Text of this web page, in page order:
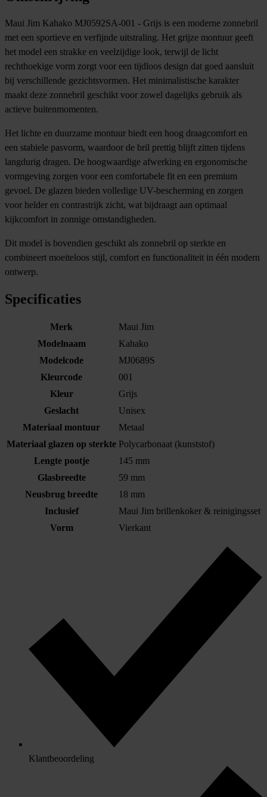
Maui Jim Kahako MJ0592SA-001 - Grijs is een moderne zonnebril
met een sportieve en verfijnde uitstraling. Het grijze montuur geeft
het model een strakke en veelzijdige look, terwijl de licht
rechthoekige vorm zorgt voor een tijdloos design dat goed aansluit
bij verschillende gezichtsvormen. Het minimalistische karakter
maakt deze zonnebril geschikt voor zowel dagelijks gebruik als
actieve buitenmomenten.
Het lichte en duurzame montuur biedt een hoog draagcomfort en
een stabiele pasvorm, waardoor de bril prettig blijft zitten tijdens
langdurig dragen. De hoogwaardige afwerking en ergonomische
vormgeving zorgen voor een comfortabele fit en een premium
gevoel. De glazen bieden volledige UV-bescherming en zorgen
voor helder en contrastrijk zicht, wat bijdraagt aan optimaal
kijkcomfort in zonnige omstandigheden.
Dit model is bovendien geschikt als zonnebril op sterkte en
combineert moeiteloos stijl, comfort en functionaliteit in één modern
ontwerp.
Specificaties
Merk
Maui Jim
Modelnaam
Kahako
Modelcode
MJ0689S
Kleurcode
001
Kleur
Grijs
Geslacht
Unisex
Materiaal montuur
Metaal
Materiaal glazen op sterkte Polycarbonaat (kunststof)
Lengte pootje
145 mm
Glasbreedte
59 mm
Neusbrug breedte
18 mm
Inclusief
Maui Jim brillenkoker & reinigingsset
Vorm
Vierkant
Klantbeoordeling